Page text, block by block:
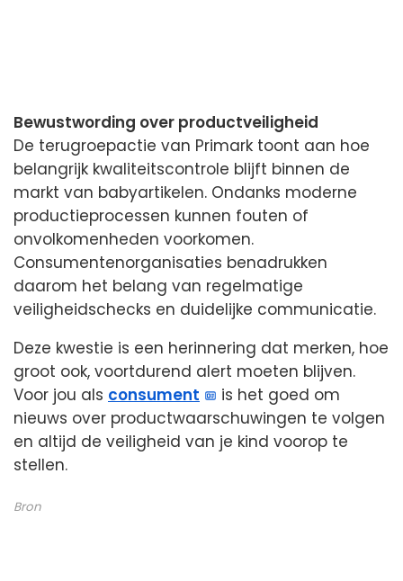
Bewustwording over productveiligheid
De terugroepactie van Primark toont aan hoe
belangrijk kwaliteitscontrole blijft binnen de
markt van babyartikelen. Ondanks moderne
productieprocessen kunnen fouten of
onvolkomenheden voorkomen.
Consumentenorganisaties benadrukken
daarom het belang van regelmatige
veiligheidschecks en duidelijke communicatie.
Deze kwestie is een herinnering dat merken, hoe
groot ook, voortdurend alert moeten blijven.
Voor jou als consument
is het goed om
nieuws over productwaarschuwingen te volgen
en altijd de veiligheid van je kind voorop te
stellen.
Bron